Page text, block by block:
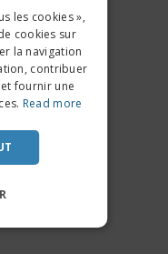
DUTCH
PORTUGUESE
SPANISH
ITALIAN
les cookies »,
cookies sur
la navigation
contribuer
fournir une
Read more